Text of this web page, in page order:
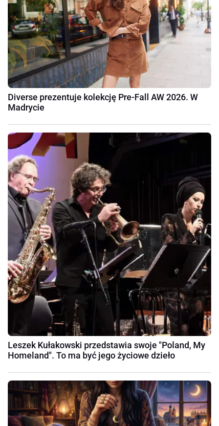
Diverse prezentuje kolekcję Pre-Fall AW 2026. W
Madrycie
Leszek Kułakowski przedstawia swoje "Poland, My
Homeland". To ma być jego życiowe dzieło